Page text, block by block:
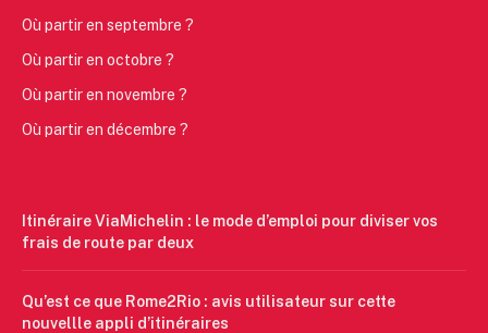
Où partir en septembre ?
Où partir en octobre ?
Où partir en novembre ?
Où partir en décembre ?
Itinéraire ViaMichelin : le mode d’emploi pour diviser vos
frais de route par deux
Qu’est ce que Rome2Rio : avis utilisateur sur cette
nouvellle appli d’itinéraires